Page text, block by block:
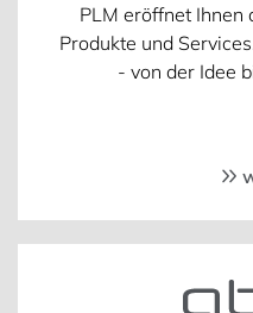
PLM eröffnet Ihnen
Produkte und
- von der Idee